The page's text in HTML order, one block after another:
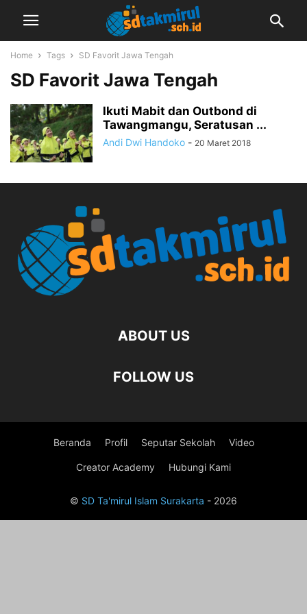
Home Tags SD Favorit Jawa Tengah
SD Favorit Jawa Tengah
Ikuti Mabit dan Outbond di
Tawangmangu, Seratusan ...
Andi Dwi Handoko - 20 Maret 2018
ABOUT US
FOLLOW US
Beranda Profil Seputar Sekolah Video
Creator Academy Hubungi Kami
© SD Ta'mirul Islam Surakarta - 2026